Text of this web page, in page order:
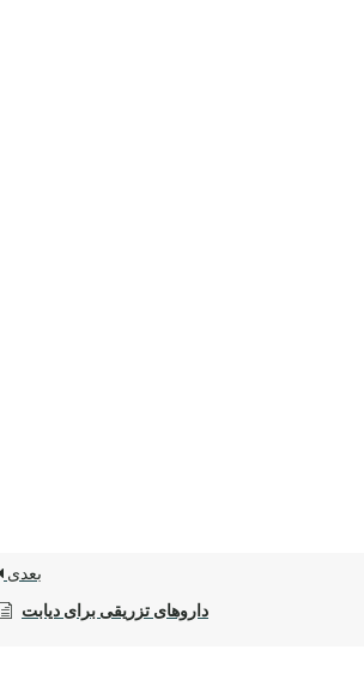
بعدی
داروهای تزریقی برای دیابت